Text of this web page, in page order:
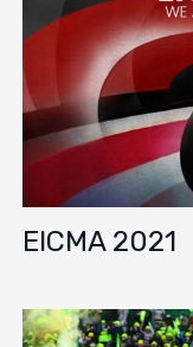
EICMA 2021